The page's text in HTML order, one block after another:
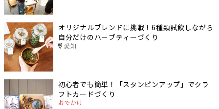
オリジナルブレンドに挑戦！6種類試飲しながら
自分だけのハーブティーづくり
愛知
初心者でも簡単！「スタンピンアップ」でクラ
フトカードづくり
おでかけ